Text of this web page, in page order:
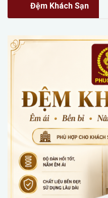
Đệm Khách Sạn